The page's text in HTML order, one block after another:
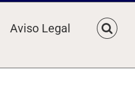
Aviso Legal